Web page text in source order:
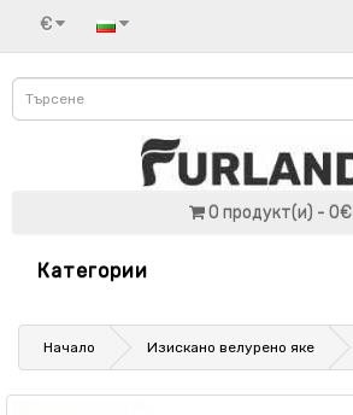
€
0 продукт(и) - 0€
Категории
Начало Изискано велурено яке